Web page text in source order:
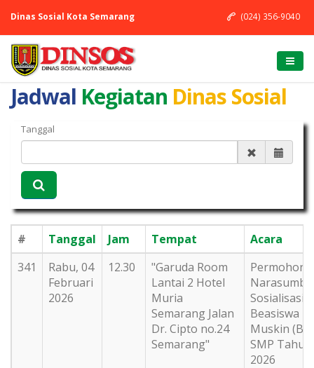
(024) 356-9040
Dinas Sosial Kota Semarang
Jadwal Kegiatan Dinas Sosial
Tanggal
# Tanggal Jam Tempat
Acara
341
Rabu, 04
Februari
2026
12.30
"Garuda Room
Lantai 2 Hotel
Muria
Semarang Jalan
Dr. Cipto no.24
Semarang"
Sosialisasi
Beasiswa
Muskin
SMP Tahun
2026